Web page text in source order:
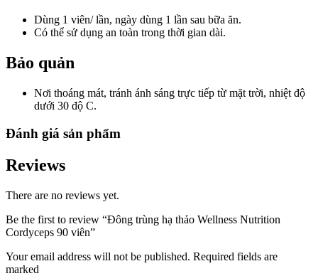
Dùng 1 viên/ lần, ngày dùng 1 lần sau bữa ăn.
Có thể sử dụng an toàn trong thời gian dài.
Bảo quản
Nơi thoáng mát, tránh ánh sáng trực tiếp từ mặt trời, nhiệt độ
dưới 30 độ C.
Đánh giá sản phẩm
Reviews
There are no reviews yet.
Be the first to review “Đông trùng hạ thảo Wellness Nutrition
Cordyceps 90 viên”
Your email address will not be published. Required fields are
marked